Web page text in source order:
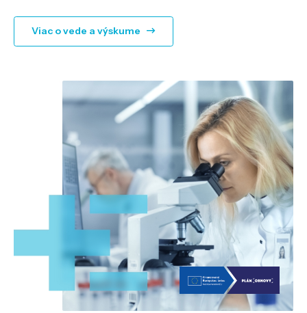
Viac o vede a výskume